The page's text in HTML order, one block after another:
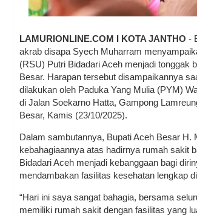
LAMURIONLINE.COM I KOTA JANTHO -
akrab disapa Syech Muharram
(RSU) Putri Bidadari Aceh menjadi tonggak
Besar. Harapan tersebut disampaikannya
dilakukan oleh Paduka Yang Mulia (PYM)
di Jalan Soekarno Hatta, Gampong
Besar, Kamis (23/10/2025).
Dalam sambutannya, Bupati Aceh Besar
kebahagiaannya atas hadirnya rumah sakit
Bidadari Aceh menjadi kebanggaan bagi
mendambakan fasilitas kesehatan lengkap
“Hari ini saya sangat bahagia, bersama
memiliki rumah sakit dengan fasilitas yang